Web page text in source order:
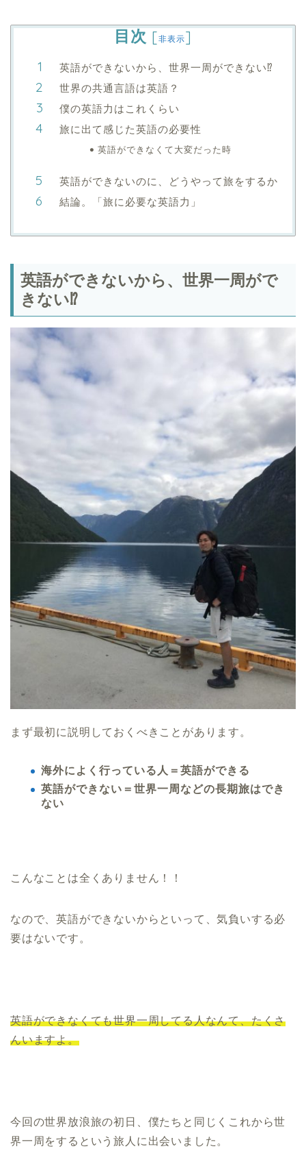
目次 [非表示]
英語ができないから、世界一周ができない⁉︎
世界の共通言語は英語？
僕の英語力はこれくらい
旅に出て感じた英語の必要性
英語ができなくて大変だった時
英語ができないのに、どうやって旅をするか
結論。「旅に必要な英語力」
英語ができないから、世界一周がで
きない⁉︎
まず最初に説明しておくべきことがあります。
海外によく行っている人＝英語ができる
英語ができない＝世界一周などの長期旅はでき
ない
こんなことは全くありません！！
なので、英語ができないからといって、気負いする必
要はないです。
英語ができなくても世界一周してる人なんて、たくさ
んいますよ。
今回の世界放浪旅の初日、僕たちと同じくこれから世
界一周をするという旅人に出会いました。